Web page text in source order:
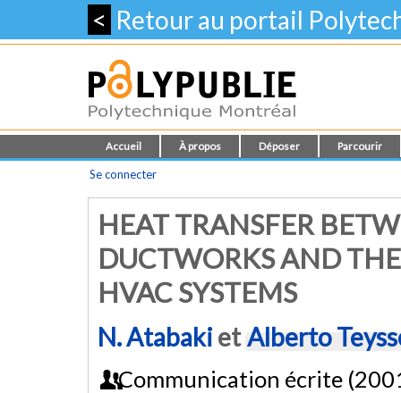
< Retour au portail
Accueil À propos Déposer Parcourir
Se connecter
HEAT TRANSFER
DUCTWORKS AND
HVAC SYSTEMS
N. AtabakietAlberto
Communication écrite